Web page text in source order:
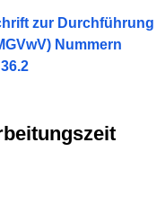
zur Durchführung
Nummern